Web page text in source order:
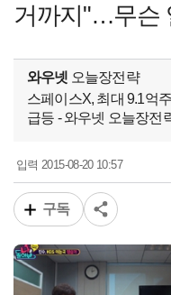
거까지"…무슨
와우넷 오늘장전략
스페이스X, 최대 9.1억
급등 - 와우넷 오늘장전
입력2015-08-20 10:57
구독